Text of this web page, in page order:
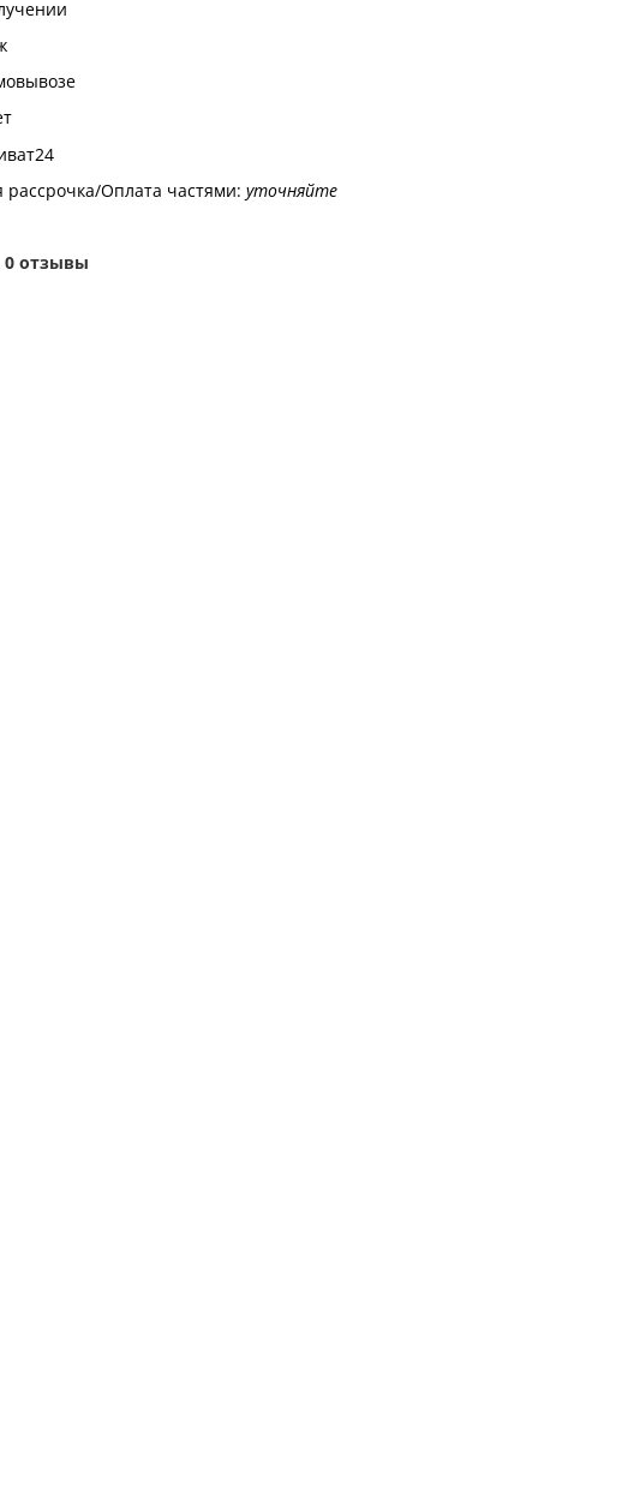
Оплата частями: уточняйте
0 отзывы